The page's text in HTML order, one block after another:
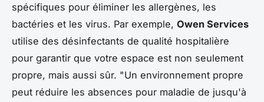
spécifiques pour éliminer les allergènes, les
bactéries et les virus. Par exemple, Owen Services
utilise des désinfectants de qualité hospitalière
pour garantir que votre espace est non seulement
propre, mais aussi sûr. "Un environnement propre
peut réduire les absences pour maladie de jusqu'à